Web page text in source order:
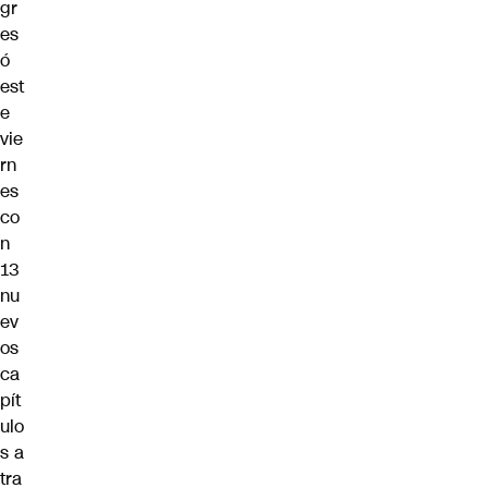
gr
es
ó
est
e
vie
rn
es
co
n
13
nu
ev
os
ca
pít
ulo
s a
tra